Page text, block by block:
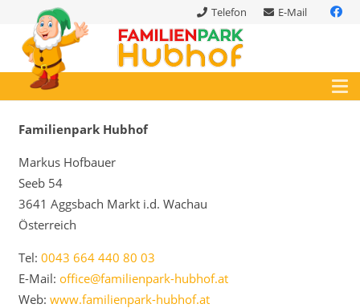
Telefon E-Mail
Familienpark Hubhof
Markus Hofbauer
Seeb 54
3641 Aggsbach Markt i.d. Wachau
Österreich
Tel: 0043 664 440 80 03
E-Mail: office@familienpark-hubhof.at
Web: www.familienpark-hubhof.at